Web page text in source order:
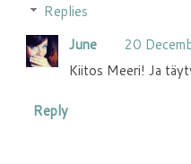
Replies
June
20
Kiitos Meeri! Ja
Reply